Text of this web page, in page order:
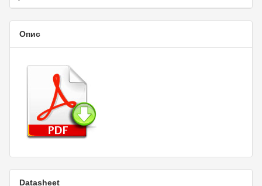
Опис
Datasheet